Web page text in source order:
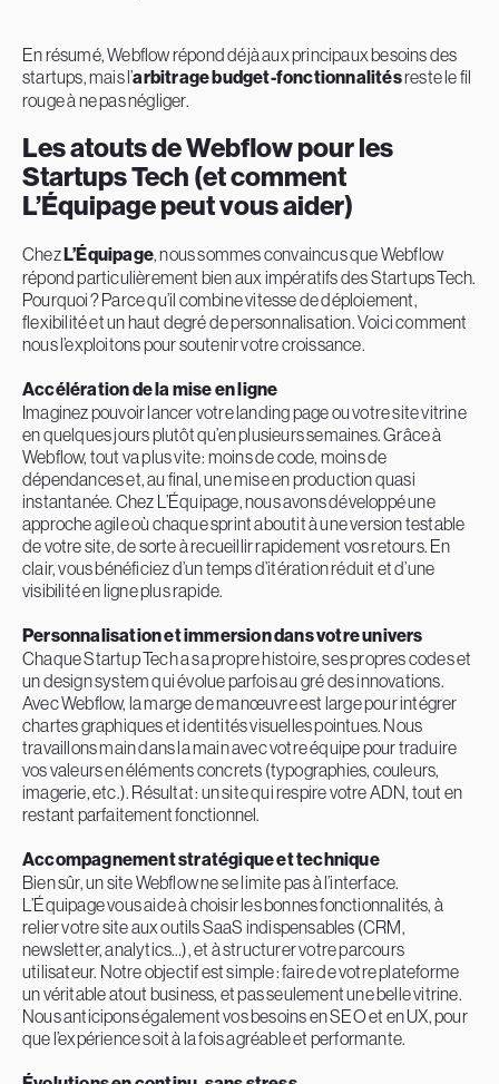
En résumé, Webflow répond déjà aux principaux besoins des
startups, mais l’arbitrage budget-fonctionnalitésreste le fil
rouge à ne pas négliger.
Les atouts de Webflow pour les
Startups Tech (et comment
L’Équipage peut vous aider)
Chez L’Équipage, nous sommes convaincus que Webflow
répond particulièrement bien aux impératifs des Startups Tech.
Pourquoi ? Parce qu’il combine vitesse de déploiement,
flexibilité et un haut degré de personnalisation. Voici comment
nous l’exploitons pour soutenir votre croissance.
Accélération de la mise en ligne
Imaginez pouvoir lancer votre landing page ou votre site vitrine
en quelques jours plutôt qu’en plusieurs semaines. Grâce à
Webflow, tout va plus vite : moins de code, moins de
dépendances et, au final, une mise en production quasi
instantanée. Chez L’Équipage, nous avons développé une
approche agile où chaque sprint aboutit à une version testable
de votre site, de sorte à recueillir rapidement vos retours. En
clair, vous bénéficiez d’un temps d’itération réduit et d’une
visibilité en ligne plus rapide.
Personnalisation et immersion dans votre univers
Chaque Startup Tech a sa propre histoire, ses propres codes et
un design system qui évolue parfois au gré des innovations.
Avec Webflow, la marge de manœuvre est large pour intégrer
chartes graphiques et identités visuelles pointues. Nous
travaillons main dans la main avec votre équipe pour traduire
vos valeurs en éléments concrets (typographies, couleurs,
imagerie, etc.). Résultat : un site qui respire votre ADN, tout en
restant parfaitement fonctionnel.
Accompagnement stratégique et technique
Bien sûr, un site Webflow ne se limite pas à l’interface.
L’Équipage vous aide à choisir les bonnes fonctionnalités, à
relier votre site aux outils SaaS indispensables (CRM,
newsletter, analytics…), et à structurer votre parcours
utilisateur. Notre objectif est simple : faire de votre plateforme
un véritable atout business, et pas seulement une belle vitrine.
Nous anticipons également vos besoins en SEO et en UX, pour
que l’expérience soit à la fois agréable et performante.